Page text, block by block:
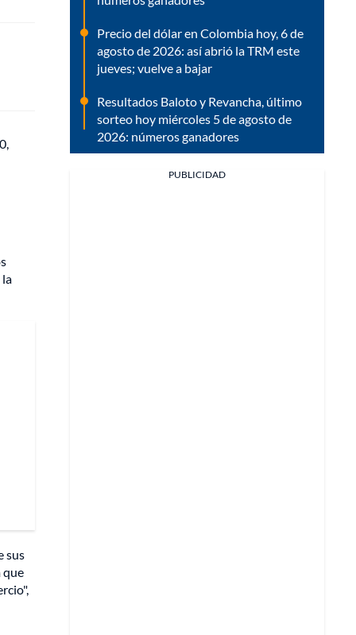
la
sus
que
Precio del dólar en Colombia hoy, 6 de
agosto de 2026: así abrió la TRM este
jueves; vuelve a bajar
Resultados Baloto y Revancha, último
sorteo hoy miércoles 5 de agosto de
2026: números ganadores
PUBLICIDAD